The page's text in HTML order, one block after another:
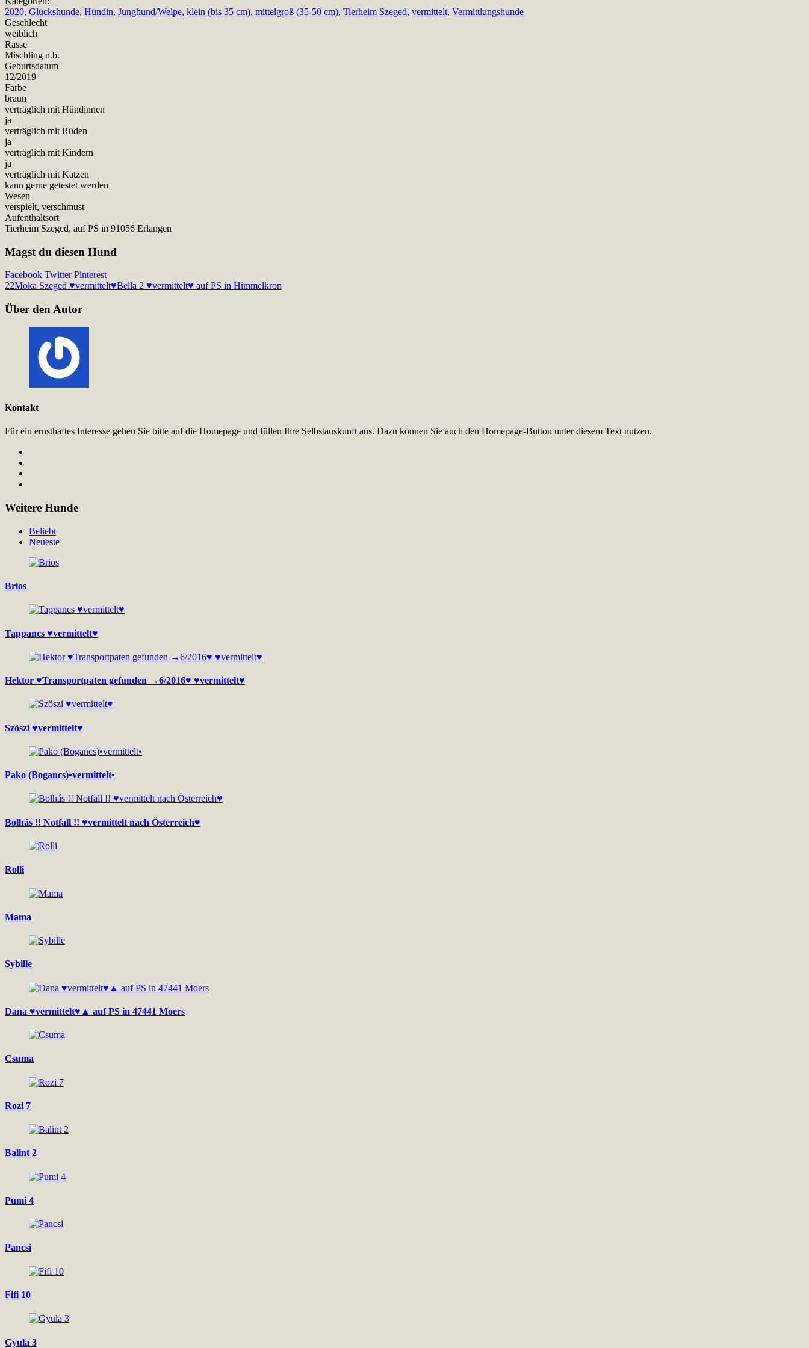
2020, Glückshunde, Hündin, Junghund/Welpe, klein (bis 35 cm), mittelgroß (35-50 cm), Tierheim Szeged, vermittelt, Vermittlungshunde
Geschlecht
weiblich
Rasse
Mischling n.b.
Geburtsdatum
12/2019
Farbe
braun
verträglich mit Hündinnen
ja
verträglich mit Rüden
ja
verträglich mit Kindern
ja
verträglich mit Katzen
kann gerne getestet werden
Wesen
verspielt, verschmust
Aufenthaltsort
Tierheim Szeged, auf PS in 91056 Erlangen
Magst du diesen Hund
Facebook Twitter Pinterest
22Moka Szeged ♥vermittelt♥Bella 2 ♥vermittelt♥ auf PS in Himmelkron
Über den Autor
Kontakt
Für ein ernsthaftes Interesse gehen Sie bitte auf die Homepage und füllen Ihre Selbstauskunft aus. Dazu können Sie auch den Homepage-Button unter diesem Text nutzen.
Weitere Hunde
Beliebt
Neueste
Brios
Tappancs ♥vermittelt♥
Hektor ♥Transportpaten gefunden →6/2016♥ ♥vermittelt♥
Szöszi ♥vermittelt♥
Pako (Bogancs)•vermittelt•
Bolhás !! Notfall !! ♥vermittelt nach Österreich♥
Rolli
Mama
Sybille
Dana ♥vermittelt♥▲ auf PS in 47441 Moers
Csuma
Rozi 7
Balint 2
Pumi 4
Pancsi
Fifi 10
Gyula 3